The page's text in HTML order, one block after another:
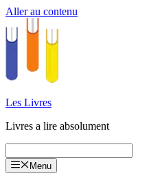
Aller au contenu
Les Livres
Livres a lire absolument
Menu